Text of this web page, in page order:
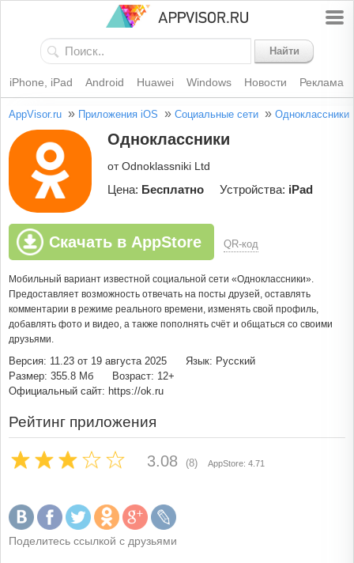
Найти
iPhone, iPad Android Huawei Windows Новости Реклама
AppVisor.ru » Приложения iOS » Социальные сети » Одноклассники
Одноклассники
от Odnoklassniki Ltd
Цена: Бесплатно Устройства: iPad
Скачать в AppStore QR-код
Мобильный вариант известной социальной сети «Одноклассники».
Предоставляет возможность отвечать на посты друзей, оставлять
комментарии в режиме реального времени, изменять свой профиль,
добавлять фото и видео, а также пополнять счёт и общаться со своими
друзьями.
Версия: 11.23 от 19 августа 2025
Язык: Русский
Размер: 355.8 Мб
Возраст: 12+
Официальный сайт: https://ok.ru
Рейтинг приложения
3.08 (8) AppStore: 4.71
Поделитесь ссылкой с друзьями